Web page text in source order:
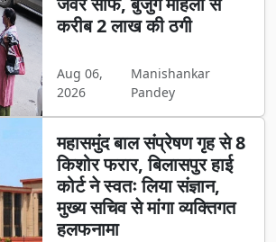
करीब 2 लाख की ठगी
Aug 06,
2026
Manishankar
Pandey
महासमुंद बाल संप्रेषण गृह से 8
किशोर फरार, बिलासपुर हाई
कोर्ट ने स्वतः लिया संज्ञान,
मुख्य सचिव से मांगा व्यक्तिगत
हलफनामा